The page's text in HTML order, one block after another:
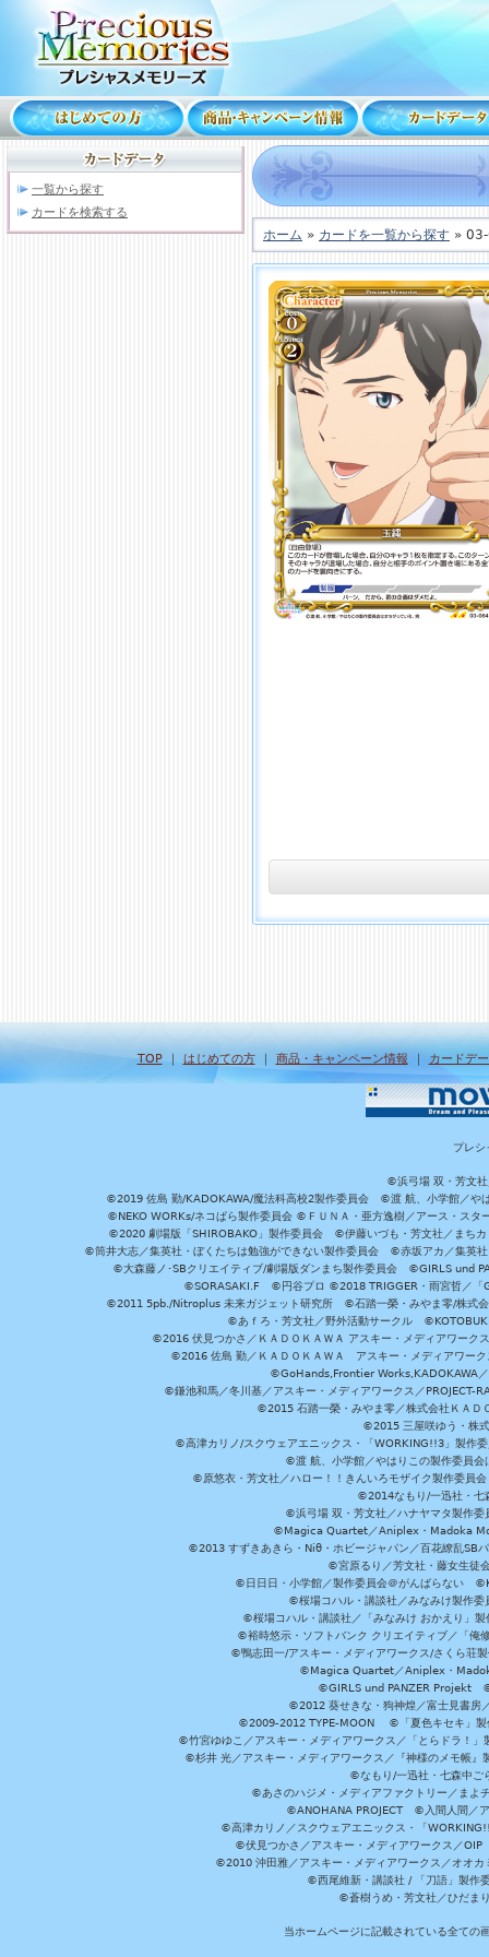
一覧から探す
カードを検索する
ホーム » カードを一覧から探す »
TOP｜ はじめての方｜ 商品・キャンペーン情報 ｜ カードデ
プレシ
©浜弓場 双・芳文社
©2019 佐島 勤/KADOKAWA/魔法科高校2製作委員会 ©渡 航、小学館／や
©NEKO WORKs/ネコぱら製作委員会 ©ＦＵＮＡ・亜方逸樹／アース・ス
©2020 劇場版「SHIROBAKO」製作委員会 ©伊藤いづも・芳文社／まち
©筒井大志／集英社・ぼくたちは勉強ができない製作委員会 ©赤坂アカ／集英
©大森藤ノ･SBクリエイティブ/劇場版ダンまち製作委員会 ©GIRLS und
©SORASAKI.F ©円谷プロ ©2018 TRIGGER・雨宮哲／
©2011 5pb./Nitroplus 未来ガジェット研究所 ©石踏一榮・みやま零/株式
©あｆろ・芳文社／野外活動サークル
©2016 伏見つかさ／ＫＡＤＯＫＡＷＡ アスキー・メディアワー
©2016 佐島 勤／ＫＡＤＯＫＡＷＡ アスキー・メディアワ
©GoHands,Frontier Works,KADOKAWA
©鎌池和馬／冬川基／アスキー・メディアワークス／
©2015 石踏一榮・みやま零／株式会社ＫＡＤ
©2015 三屋咲ゆう・株
©高津カリノ/スクウェアエニックス・「WORKING!!3」製作
©渡 航、小学館／やはりこの製作委員
©原悠衣・芳文社／ハロー！！きんいろモザイク製作委員
©2014なもり/一迅社・
©浜弓場 双・芳文社／ハナヤマタ製作
©Magica Quartet／Aniplex・Madoka
©2013 すずきあきら・Niθ・ホビージャパン／百花繚乱
©宮原るり／芳文社・藤女生徒
©日日日・小学館／製作委員会＠がんばらない
©桜場コハル・講談社／みなみけ製作
©桜場コハル・講談社／「みなみけ おかえり」
©裕時悠示・ソフトバンク クリエイティブ／「
©鴨志田一/アスキー・メディアワークス/さく
©Magica Quartet／Aniplex・
©GIRLS und PANZER Projekt ©
©2012 葵せきな・狗神煌／富士見書
©2009-2012 TYPE-MOON ©「夏色キセキ」製
©竹宮ゆゆこ／アスキー・メディアワークス／「とらドラ！
©杉井 光／アスキー・メディアワークス／『神様のメモ帳
©なもり/一迅社・七森中
©あさのハジメ・メディアファクトリー／ま
©ANOHANA PROJECT ©入間人間／ア
©高津カリノ／スクウェアエニックス・「
©伏見つかさ／アスキー・メディアワークス／
©2010 沖田雅／アスキー・メディアワークス／オオ
©西尾維新・講談社 / 「刀語」製作
©蒼樹うめ・芳文社／ひだま
当ホームページに記載されている全ての